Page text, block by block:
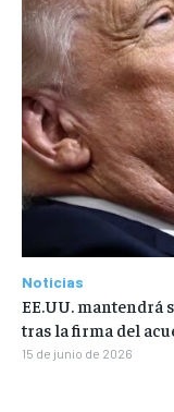
Noticias
EE.UU. mantendrá
tras la firma del
15 de junio de 2026